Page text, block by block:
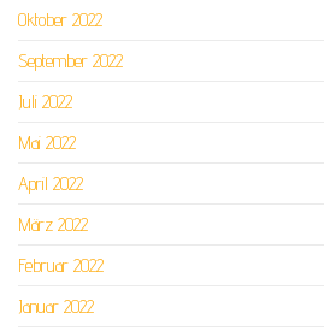
Oktober 2022
September 2022
Juli 2022
Mai 2022
April 2022
März 2022
Februar 2022
Januar 2022